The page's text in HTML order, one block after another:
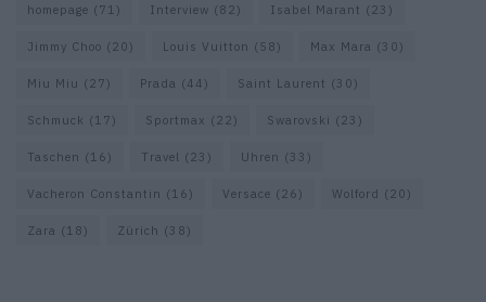
homepage (71) Interview (82) Isabel Marant (23)
Jimmy Choo (20) Louis Vuitton (58) Max Mara (30)
Miu Miu (27) Prada (44) Saint Laurent (30)
Schmuck (17) Sportmax (22) Swarovski (23)
Taschen (16) Travel (23) Uhren (33)
Vacheron Constantin (16) Versace (26) Wolford (20)
Zara (18) Zürich (38)